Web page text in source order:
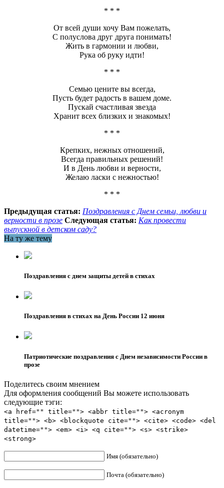
* * *
От всей души хочу Вам пожелать,
С полуслова друг друга понимать!
Жить в гармонии и любви,
Рука об руку идти!
* * *
Семью цените вы всегда,
Пусть будет радость в вашем доме.
Пускай счастливая звезда
Хранит всех близких и знакомых!
* * *
Крепких, нежных отношений,
Всегда правильных решений!
И в День любви и верности,
Желаю ласки с нежностью!
* * *
Предыдущая статья: Поздравления с Днем семьи, любви и
верности в прозе Следующая статья: Как провести
выпускной в детском саду?
На ту же тему
Поздравления с днем защиты детей в стихах
Поздравления в стихах на День России 12 июня
Патриотические поздравления с Днем независимости России в
прозе
Поделитесь своим мнением
Для оформления сообщений Вы можете использовать
следующие тэги:
<a href="" title=""> <abbr title=""> <acronym
title=""> <b> <blockquote cite=""> <cite> <code> <del
datetime=""> <em> <i> <q cite=""> <s> <strike>
<strong>
Имя (обязательно)
Почта (обязательно)